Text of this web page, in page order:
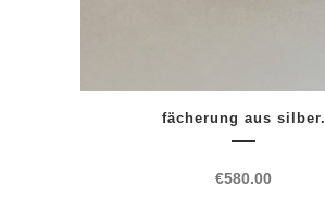
fächerung aus silber.
€580.00